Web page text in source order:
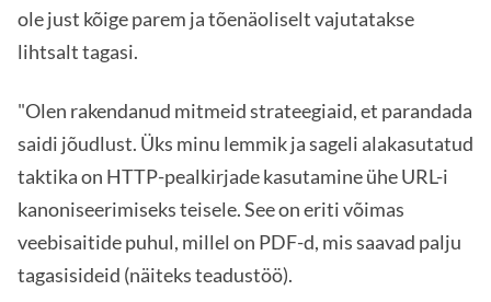
ole just kõige parem ja tõenäoliselt vajutatakse
lihtsalt tagasi.
"Olen rakendanud mitmeid strateegiaid, et parandada
saidi jõudlust. Üks minu lemmik ja sageli alakasutatud
taktika on HTTP-pealkirjade kasutamine ühe URL-i
kanoniseerimiseks teisele. See on eriti võimas
veebisaitide puhul, millel on PDF-d, mis saavad palju
tagasisideid (näiteks teadustöö).